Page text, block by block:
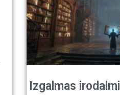
Izgalmas